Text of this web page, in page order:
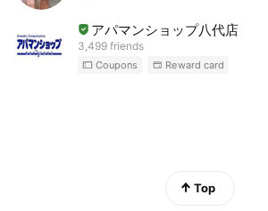
アパマンショップ八代店
3,499 friends
Coupons Reward card
Top